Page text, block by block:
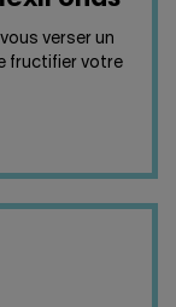
vous verser un
fructifier votre